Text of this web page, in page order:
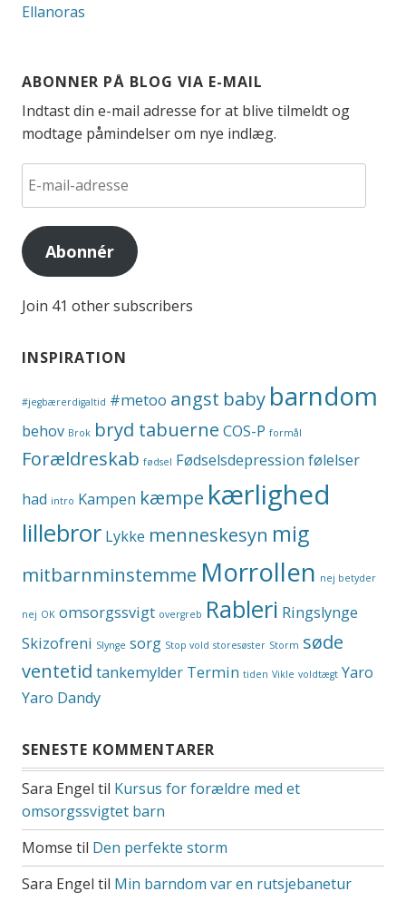
Ellanoras
ABONNER PÅ BLOG VIA E-MAIL
Indtast din e-mail adresse for at blive tilmeldt og
modtage påmindelser om nye indlæg.
mail-
Abonnér
Join 41 other subscribers
INSPIRATION
#jegbærerdigaltid #metoo angst baby barndom
behov Brok bryd tabuerne COS-P formål
Forældreskab fødsel Fødselsdepression følelser
had intro Kampen kæmpe kærlighed
lillebror Lykke menneskesyn mig
mitbarnminstemme Morrollen nej betyder
nej OK omsorgssvigt overgreb Rableri Ringslynge
Skizofreni Slynge sorg Stop vold storesøster Storm søde
ventetid tankemylder Termin tiden Vikle voldtægt Yaro
Yaro Dandy
SENESTE KOMMENTARER
Sara Engel til Kursus for forældre med et
omsorgssvigtet barn
Momse til Den perfekte storm
Sara Engel til Min barndom var en rutsjebanetur